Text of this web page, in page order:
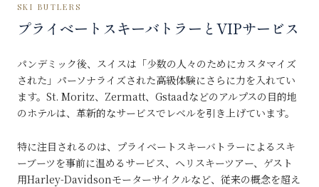
SKI BUTLERS
プライベートスキーバトラーとVIPサービス
パンデミック後、スイスは「少数の人々のためにカスタマイズ
された」パーソナライズされた高級体験にさらに力を入れてい
ます。St. Moritz、Zermatt、Gstaadなどのアルプスの目的地
のホテルは、革新的なサービスでレベルを引き上げています。
特に注目されるのは、プライベートスキーバトラーによるスキ
ーブーツを事前に温めるサービス、ヘリスキーツアー、ゲスト
用Harley-Davidsonモーターサイクルなど、従来の概念を超え